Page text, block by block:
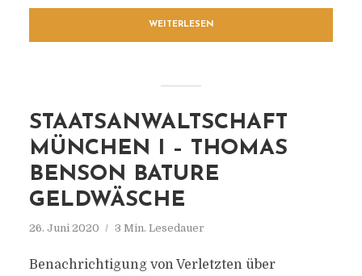
WEITERLESEN
STAATSANWALTSCHAFT
MÜNCHEN I – THOMAS
BENSON BATURE
GELDWÄSCHE
26. Juni 2020 3 Min. Lesedauer
Benachrichtigung von Verletzten über